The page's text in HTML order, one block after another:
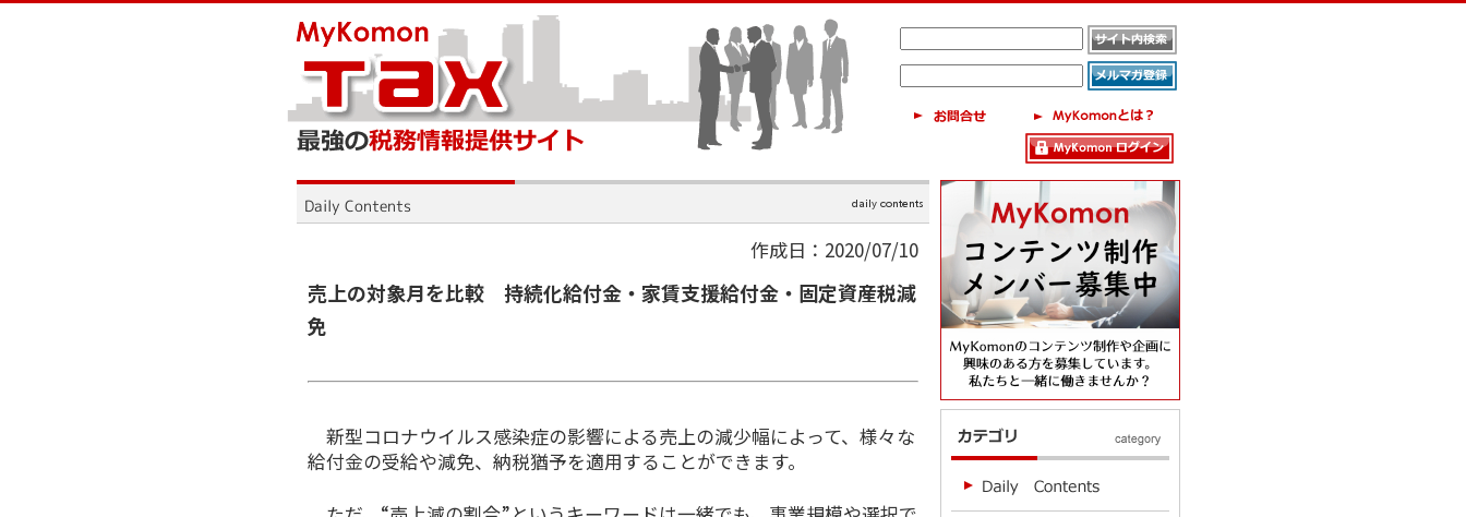
作成日：2020/07/10
売上の対象月を比較 持続化給付金・家賃支援給付金・固定資産税減
免
新型コロナウイルス感染症の影響による売上の減少幅によって、様々な
給付金の受給や減免、納税猶予を適用することができます。